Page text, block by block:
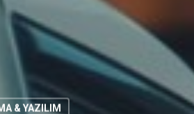
& YAZILIM